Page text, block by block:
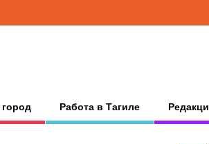
Работа в Тагиле